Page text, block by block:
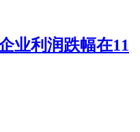
业利润跌幅在11